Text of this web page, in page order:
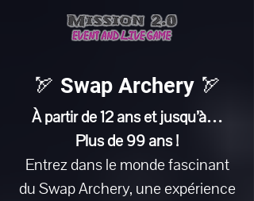
🏹 Swap Archery 🏹
À partir de 12 ans et jusqu’à…
Plus de 99 ans !
Entrez dans le monde fascinant
du Swap Archery, une expérience